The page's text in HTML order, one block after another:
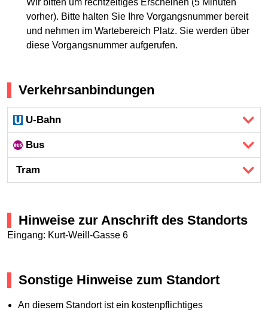
Wir bitten um rechtzeitiges Erscheinen (5 Minuten
vorher). Bitte halten Sie Ihre Vorgangsnummer bereit
und nehmen im Wartebereich Platz. Sie werden über
diese Vorgangsnummer aufgerufen.
Verkehrsanbindungen
U-Bahn
Bus
Tram
Hinweise zur Anschrift des Standorts
Eingang: Kurt-Weill-Gasse 6
Sonstige Hinweise zum Standort
An diesem Standort ist ein kostenpflichtiges